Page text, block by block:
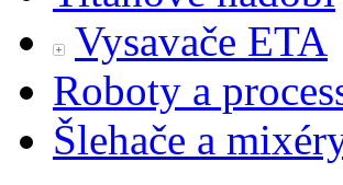
Vysavače ETA
Roboty a
Šlehače a